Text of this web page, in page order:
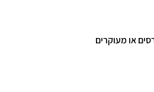
או מעוקרים